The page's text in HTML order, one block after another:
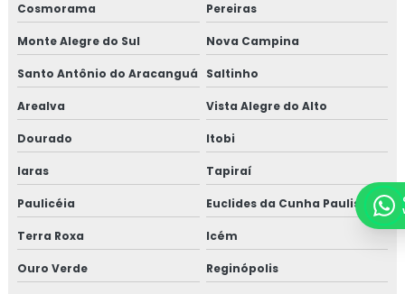
Cosmorama Pereiras
Monte Alegre do Sul Nova Campina
Santo Antônio do Aracanguá Saltinho
Arealva Vista Alegre do Alto
Dourado Itobi
Iaras Tapiraí
Paulicéia Euclides da Cunha Paulista
Terra Roxa Icém
Ouro Verde Reginópolis